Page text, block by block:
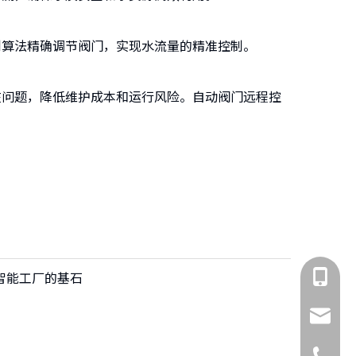
精确调节阀门，实现水流量的精准控制。
题，降低维护成本和运行风险。自动阀门远程控
能工厂的基石